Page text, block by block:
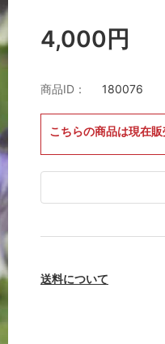
4,000円
商品ID： 180076
こちらの商品は現在
送料について